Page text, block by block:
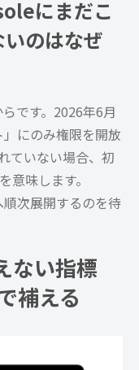
にまだこ
のはなぜ
です。2026年6月
にのみ権限を開放
ていない場合、初
意味します。
次展開するのを待
ない指標
補える